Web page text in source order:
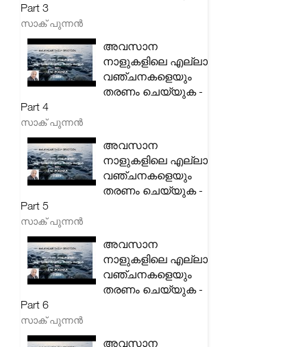
Part 3
സാക് പുന്നൻ
അവസാന
നാളുകളിലെ എല്ലാ
വഞ്ചനകളെയും
തരണം ചെയ്യുക -
Part 4
സാക് പുന്നൻ
അവസാന
നാളുകളിലെ എല്ലാ
വഞ്ചനകളെയും
തരണം ചെയ്യുക -
Part 5
സാക് പുന്നൻ
അവസാന
നാളുകളിലെ എല്ലാ
വഞ്ചനകളെയും
തരണം ചെയ്യുക -
Part 6
സാക് പുന്നൻ
അവസാന